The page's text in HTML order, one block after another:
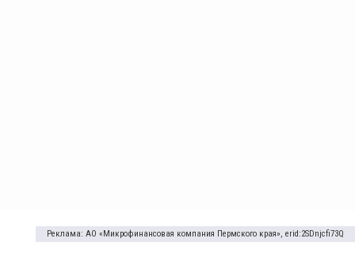
Реклама: АО «Микрофинансовая компания Пермского края», erid:2SDnjcfi73Q